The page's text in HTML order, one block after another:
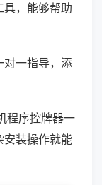
，能够帮助
对一指导，添
程序控牌器一
安装操作就能